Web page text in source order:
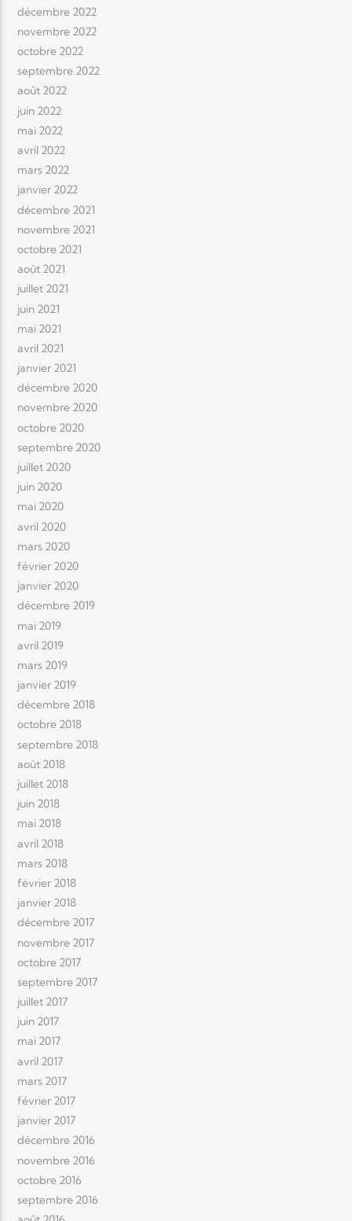
décembre 2022
novembre 2022
octobre 2022
septembre 2022
août 2022
juin 2022
mai 2022
avril 2022
mars 2022
janvier 2022
décembre 2021
novembre 2021
octobre 2021
août 2021
juillet 2021
juin 2021
mai 2021
avril 2021
janvier 2021
décembre 2020
novembre 2020
octobre 2020
septembre 2020
juillet 2020
juin 2020
mai 2020
avril 2020
mars 2020
février 2020
janvier 2020
décembre 2019
mai 2019
avril 2019
mars 2019
janvier 2019
décembre 2018
octobre 2018
septembre 2018
août 2018
juillet 2018
juin 2018
mai 2018
avril 2018
mars 2018
février 2018
janvier 2018
décembre 2017
novembre 2017
octobre 2017
septembre 2017
juillet 2017
juin 2017
mai 2017
avril 2017
mars 2017
février 2017
janvier 2017
décembre 2016
novembre 2016
octobre 2016
septembre 2016